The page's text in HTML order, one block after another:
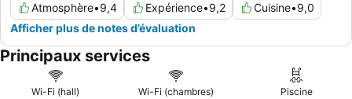
Atmosphère•9,4 Expérience•9,2 Cuisine•9,0
Afficher plus de notes d’évaluation
Principaux services
Wi-Fi (hall) Wi-Fi (chambres) Piscine